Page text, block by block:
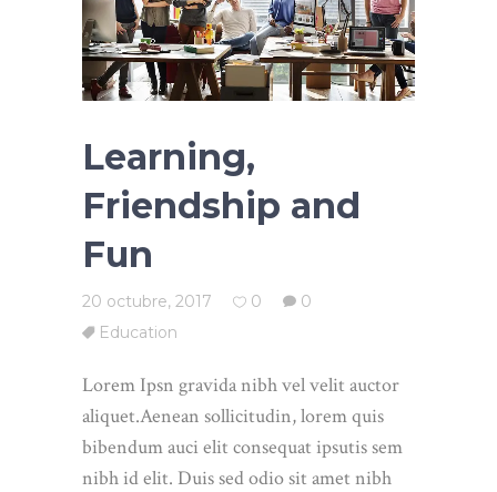
Learning,
Friendship and
Fun
20 octubre, 2017 0
0
Education
Lorem Ipsn gravida nibh vel velit auctor
aliquet.Aenean sollicitudin, lorem quis
bibendum auci elit consequat ipsutis sem
nibh id elit. Duis sed odio sit amet nibh